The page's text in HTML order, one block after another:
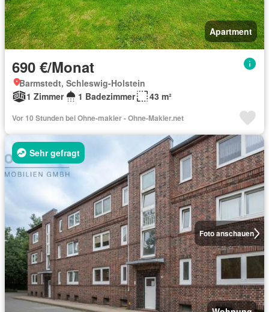
Apartment
690 €/Monat
Barmstedt, Schleswig-Holstein
1 Zimmer
1 Badezimmer 43 m²
Vor 10 Stunden bei Ohne-makler - Ohne-Makler.net
Foto anschauen
Sehr gefragt